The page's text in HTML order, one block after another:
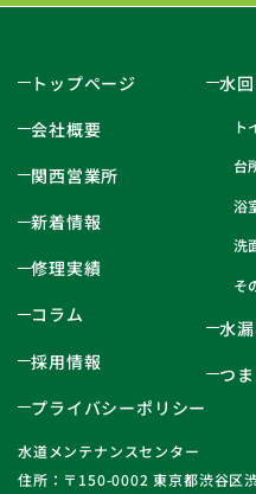
トップページ
会社概要
関西営業所
新着情報
修理実績
コラム
採用情報
プライバシーポリシー
水
ト
台
浴
洗
そ
水
つ
水道メンテナンスセンター
住所：〒150-0002 東京都渋谷区